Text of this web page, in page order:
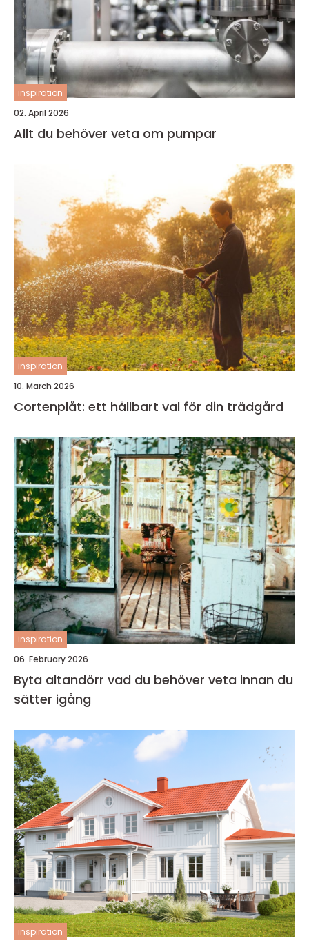
inspiration
02. April 2026
Allt du behöver veta om pumpar
inspiration
10. March 2026
Cortenplåt: ett hållbart val för din trädgård
inspiration
06. February 2026
Byta altandörr vad du behöver veta innan du
sätter igång
inspiration